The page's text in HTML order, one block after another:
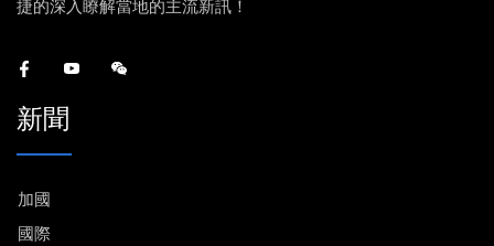
捷的深入瞭解當地的主流新訊！
新聞
加國
國際